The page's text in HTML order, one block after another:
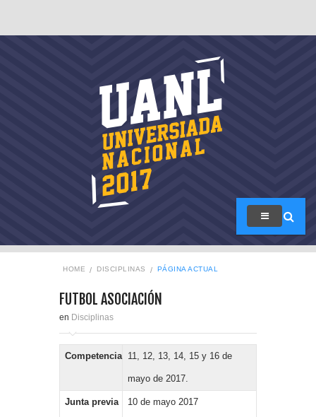
HOME DISCIPLINAS PÁGINA ACTUAL
FUTBOL ASOCIACIÓN
en Disciplinas
Competencia 11, 12, 13, 14, 15 y 16 de
mayo de 2017.
Junta previa 10 de mayo 2017